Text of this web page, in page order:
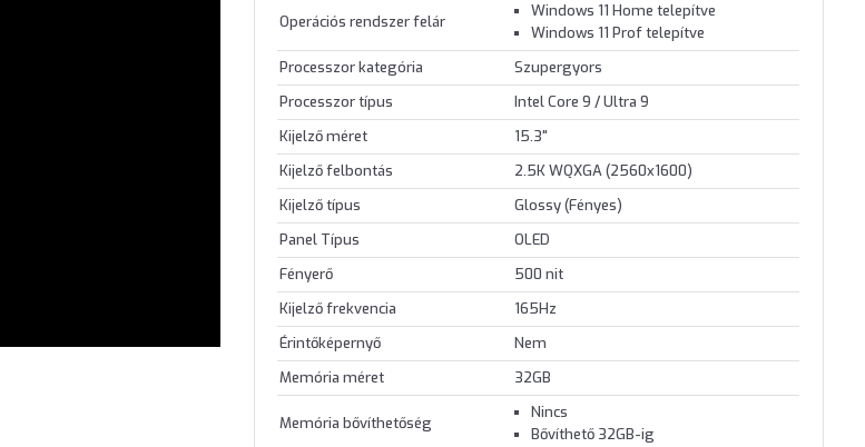
Operációs rendszer felár
Windows 11 Home telepítve
Windows 11 Prof telepítve
Processzor kategória
Szupergyors
Processzor típus
Intel Core 9 / Ultra 9
Kijelző méret
15.3"
Kijelző felbontás
2.5K WQXGA (2560x1600)
Kijelző típus
Glossy (Fényes)
Panel Típus
OLED
Fényerő
500 nit
Kijelző frekvencia
165Hz
Érintőképernyő
Nem
Memória méret
32GB
Memória bővíthetőség
Nincs
Bővíthető 32GB-ig